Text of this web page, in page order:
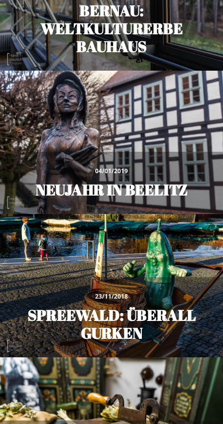
BERNAU:
WELTKULTURERBE
BAUHAUS
04/01/2019
NEUJAHR IN BEELITZ
23/11/2018
SPREEWALD: ÜBERALL
GURKEN